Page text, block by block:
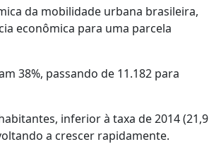
da mobilidade urbana brasileira,
econômica para uma parcela
38%, passando de 11.182 para
inferior à taxa de 2014 (21,9
a crescer rapidamente.